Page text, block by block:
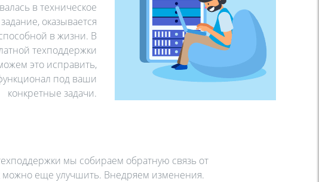
в техническое
задание, оказывается
в жизни. В
техподдержки
это исправить,
под ваши
конкретные задачи.
мы собираем обратную связь от
можно еще улучшить. Внедряем изменения.